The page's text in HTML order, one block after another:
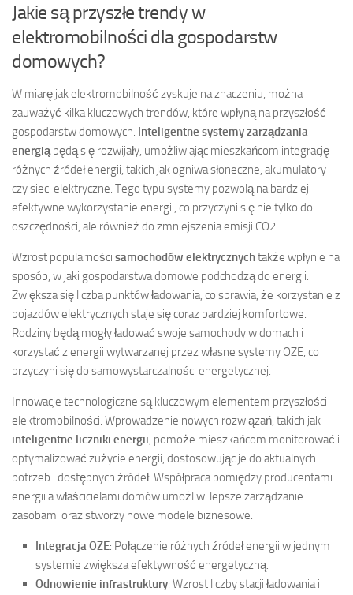
Jakie są przyszłe trendy w
elektromobilności dla gospodarstw
domowych?
W miarę jak elektromobilność zyskuje na znaczeniu, można
zauważyć kilka kluczowych trendów, które wpłyną na przyszłość
gospodarstw domowych. Inteligentne systemy zarządzania
energiąbędą się rozwijały, umożliwiając mieszkańcom integrację
różnych źródeł energii, takich jak ogniwa słoneczne, akumulatory
czy sieci elektryczne. Tego typu systemy pozwolą na bardziej
efektywne wykorzystanie energii, co przyczyni się nie tylko do
oszczędności, ale również do zmniejszenia emisji CO2.
Wzrost popularności samochodów elektrycznychtakże wpłynie na
sposób, w jaki gospodarstwa domowe podchodzą do energii.
Zwiększa się liczba punktów ładowania, co sprawia, że korzystanie z
pojazdów elektrycznych staje się coraz bardziej komfortowe.
Rodziny będą mogły ładować swoje samochody w domach i
korzystać z energii wytwarzanej przez własne systemy OZE, co
przyczyni się do samowystarczalności energetycznej.
Innowacje technologiczne są kluczowym elementem przyszłości
elektromobilności. Wprowadzenie nowych rozwiązań, takich jak
inteligentne liczniki energii, pomoże mieszkańcom monitorować i
optymalizować zużycie energii, dostosowując je do aktualnych
potrzeb i dostępnych źródeł. Współpraca pomiędzy producentami
energii a właścicielami domów umożliwi lepsze zarządzanie
zasobami oraz stworzy nowe modele biznesowe.
Integracja OZE: Połączenie różnych źródeł energii w jednym
systemie zwiększa efektywność energetyczną.
Odnowienie infrastruktury: Wzrost liczby stacji ładowania i